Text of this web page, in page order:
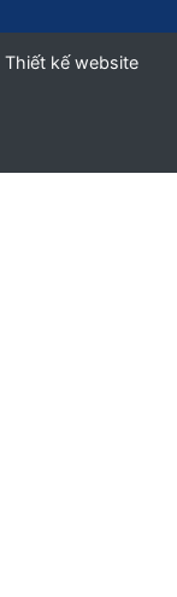
Thiết kế website